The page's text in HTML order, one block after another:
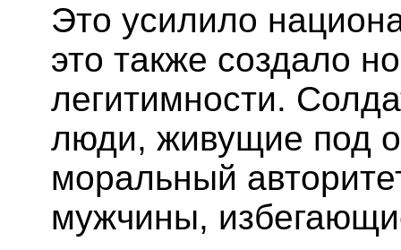
Это усилило
это также создало
легитимности.
люди, живущие под
моральный
мужчины,